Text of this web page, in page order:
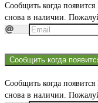
Сообщить когда появится
снова в наличии.
Сообщить когда
Сообщить когда появится
снова в наличии.